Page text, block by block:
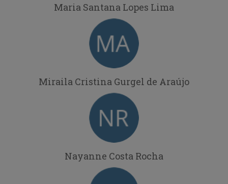
Maria Santana Lopes Lima
Miraila Cristina Gurgel de Araújo
Nayanne Costa Rocha